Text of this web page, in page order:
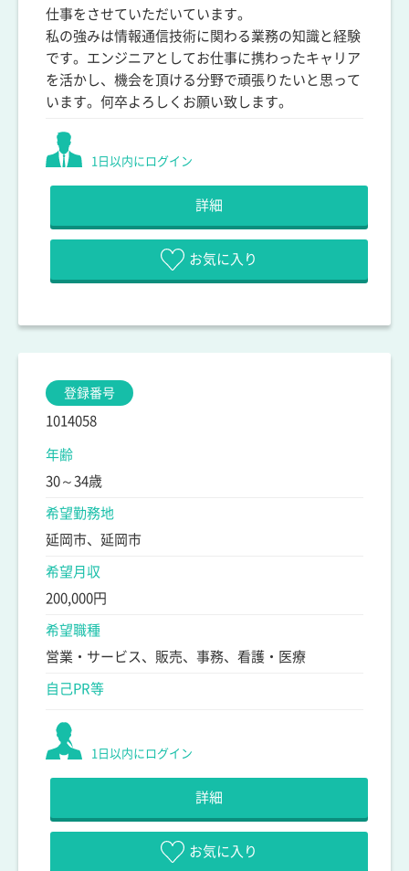
仕事をさせていただいています。
私の強みは情報通信技術に関わる業務の知識と経験
です。エンジニアとしてお仕事に携わったキャリア
を活かし、機会を頂ける分野で頑張りたいと思って
います。何卒よろしくお願い致します。
1日以内にログイン
詳細
お気に入り
登録番号
1014058
年齢
30～34歳
希望勤務地
延岡市、延岡市
希望月収
200,000円
希望職種
営業・サービス、販売、事務、看護・医療
自己PR等
1日以内にログイン
詳細
お気に入り